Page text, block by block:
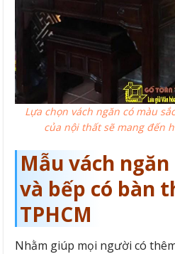
Lựa chọn vách ngăn có màu
của nội thất sẽ mang đến
Mẫu vách
và bếp có bàn
TPHCM
Nhằm giúp mọi người có